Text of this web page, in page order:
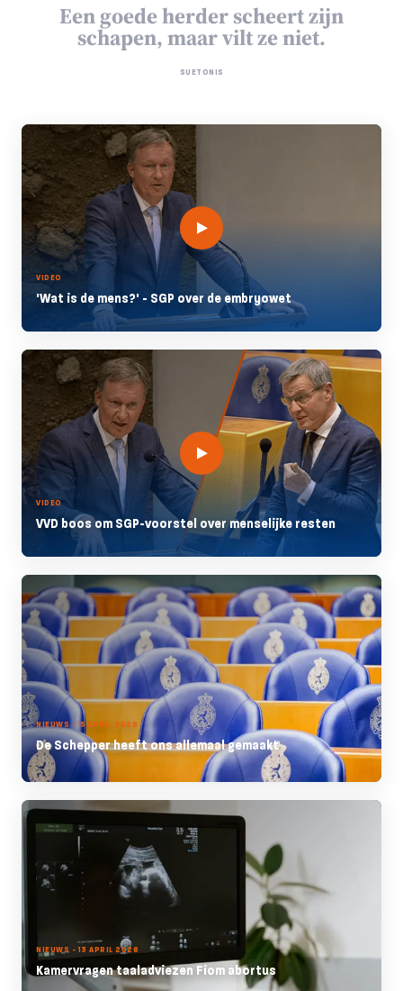
Een goede herder scheert zijn
schapen, maar vilt ze niet.
SUETONIS
VIDEO
'Wat is de mens?' - SGP over de embryowet
VIDEO
VVD boos om SGP-voorstel over menselijke resten
NIEUWS - 15 APRIL 2026
De Schepper heeft ons allemaal gemaakt
NIEUWS - 13 APRIL 2026
Kamervragen taaladviezen Fiom abortus